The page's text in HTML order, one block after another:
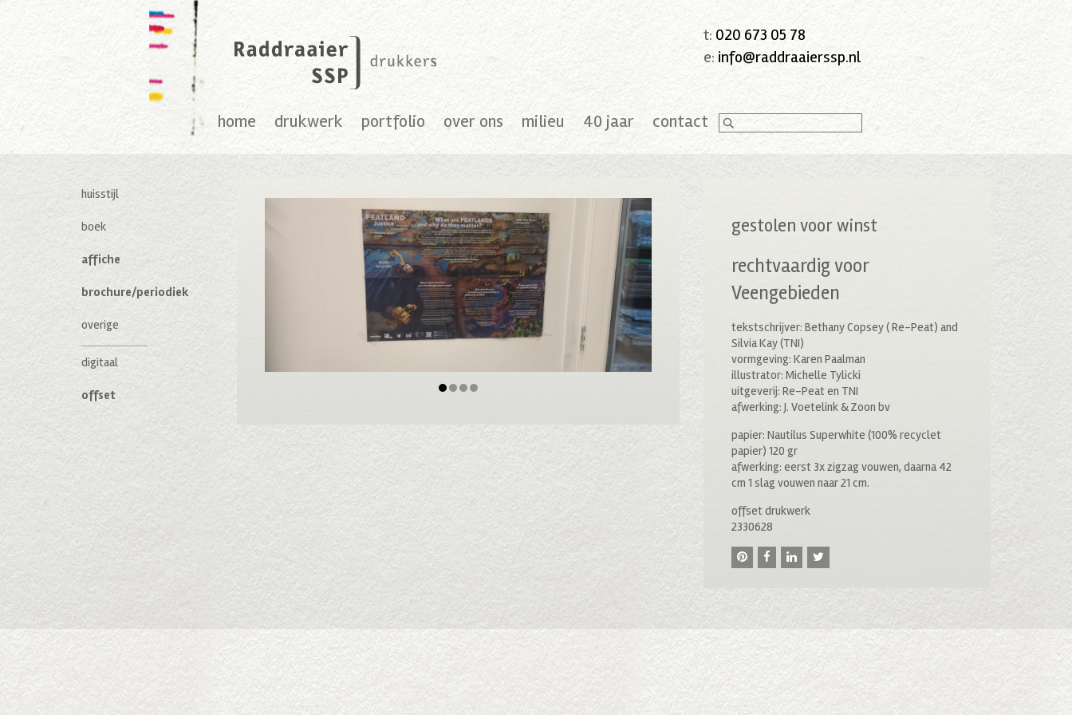
t: 020 673 05 78
e: info@raddraaierssp.nl
home drukwerk portfolio over ons milieu 40 jaar contact
huisstijl
boek
affiche
brochure/periodiek
overige
digitaal
offset
gestolen voor winst
rechtvaardig voor
Veengebieden
tekstschrijver: Bethany Copsey ( Re-Peat) and
Silvia Kay (TNI)
vormgeving: Karen Paalman
illustrator: Michelle Tylicki
uitgeverij: Re-Peat en TNI
afwerking: J. Voetelink & Zoon bv
papier: Nautilus Superwhite (100% recyclet
papier) 120 gr
afwerking: eerst 3x zigzag vouwen, daarna 42
cm 1 slag vouwen naar 21 cm.
offset drukwerk
2330628